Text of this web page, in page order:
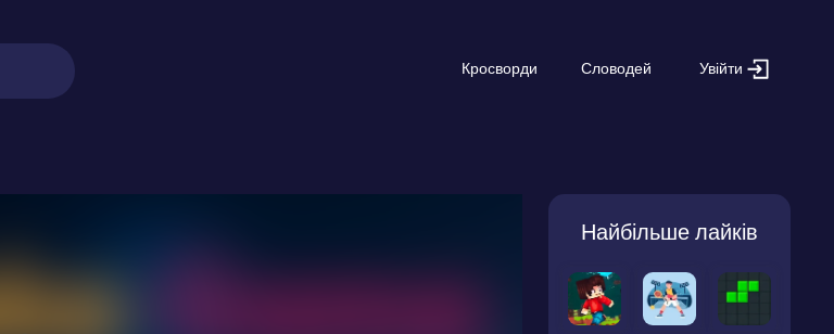
Кросворди Словодей Увійти
Найбільше лайків